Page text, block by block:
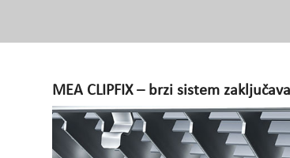
MEA CLIPFIX – brzi sistem